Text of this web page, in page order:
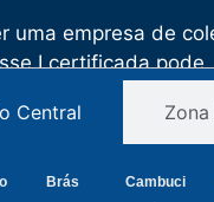
uma empresa de
I certificada pode
de descarte de
Central
Brás Cambuci